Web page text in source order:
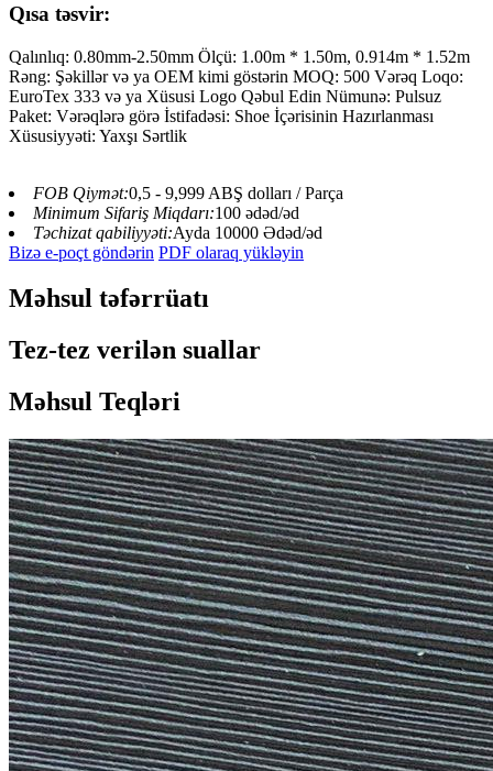
Qısa təsvir:
Qalınlıq: 0.80mm-2.50mm Ölçü: 1.00m * 1.50m, 0.914m * 1.52m
Rəng: Şəkillər və ya OEM kimi göstərin MOQ: 500 Vərəq Loqo:
EuroTex 333 və ya Xüsusi Logo Qəbul Edin Nümunə: Pulsuz
Paket: Vərəqlərə görə İstifadəsi: Shoe İçərisinin Hazırlanması
Xüsusiyyəti: Yaxşı Sərtlik
FOB Qiymət:0,5 - 9,999 ABŞ dolları / Parça
Minimum Sifariş Miqdarı:100 ədəd/əd
Təchizat qabiliyyəti:Ayda 10000 Ədəd/əd
Bizə e-poçt göndərin PDF olaraq yükləyin
Məhsul təfərrüatı
Tez-tez verilən suallar
Məhsul Teqləri